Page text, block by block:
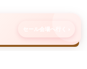
セール会場へ行く